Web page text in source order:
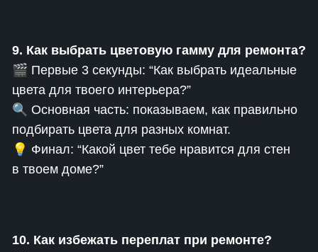
9. Как выбрать цветовую гамму для ремонта?
🎬 Первые 3 секунды: “Как выбрать идеальные
цвета для твоего интерьера?”
🔍 Основная часть: показываем, как правильно
подбирать цвета для разных комнат.
💡 Финал: “Какой цвет тебе нравится для стен
в твоем доме?”
10. Как избежать переплат при ремонте?